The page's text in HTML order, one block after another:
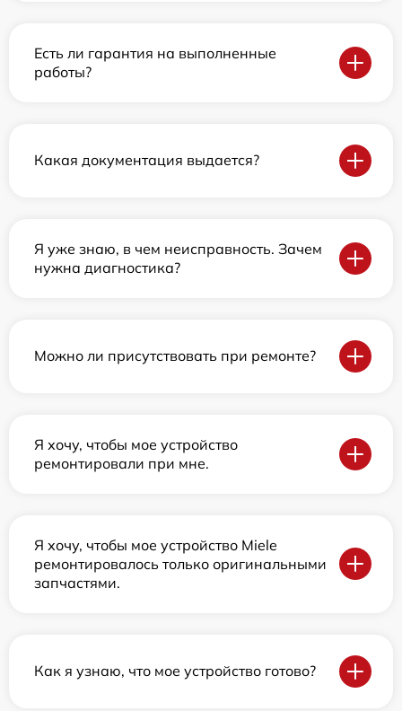
Есть ли гарантия на выполненные
работы?
Какая документация выдается?
Я уже знаю, в чем неисправность. Зачем
нужна диагностика?
Можно ли присутствовать при ремонте?
Я хочу, чтобы мое устройство
ремонтировали при мне.
Я хочу, чтобы мое устройство Miele
ремонтировалось только оригинальными
запчастями.
Как я узнаю, что мое устройство готово?